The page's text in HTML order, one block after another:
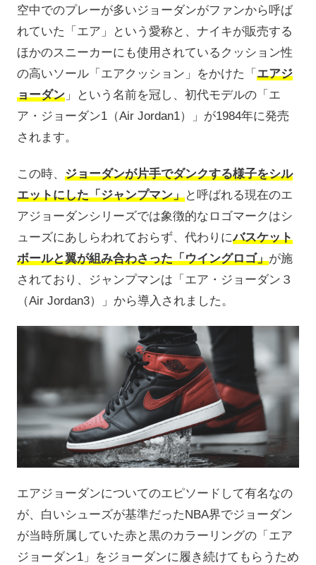
空中でのプレーが多いジョーダンがファンから呼ば
れていた「エア」という愛称と、ナイキが販売する
ほかのスニーカーにも使用されているクッション性
の高いソール「エアクッション」をかけた「 エアジ
ョーダン」という名前を冠し、初代モデルの「エ
ア・ジョーダン1（Air Jordan1）」が1984年に発売
されます。
この時、 ジョーダンが片手でダンクする様子をシル
エットにした「ジャンプマン」と呼ばれる現在のエ
アジョーダンシリーズでは象徴的なロゴマークはシ
ューズにあしらわれておらず、代わりにバスケット
ボールと翼が組み合わさった「ウイングロゴ」が施
されており、ジャンプマンは「エア・ジョーダン３
（Air Jordan3）」から導入されました。
エアジョーダンについてのエピソードして有名なの
が、白いシューズが基準だったNBA界でジョーダン
が当時所属していた赤と黒のカラーリングの「エア
ジョーダン1」をジョーダンに履き続けてもらうため